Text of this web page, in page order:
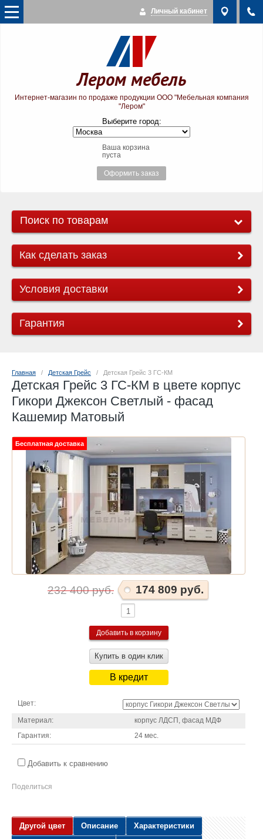
Личный кабинет
Лером мебель
Интернет-магазин по продаже продукции ООО "Мебельная компания
"Лером"
Выберите город:
Ваша корзина
пуста
Оформить заказ
Поиск по товарам
Как сделать заказ
Условия доставки
Гарантия
Главная
   /
Детская Грейс
   /   Детская Грейс 3 ГС-КМ
Детская Грейс 3 ГС-КМ в цвете корпус
Гикори Джексон Светлый - фасад
Кашемир Матовый
Бесплатная доставка
232 400 руб. 174 809 руб.
Купить в один клик
В кредит
Цвет:
Материал:
корпус ЛДСП, фасад МДФ
Гарантия:
24 мес.
Добавить к сравнению
Поделиться
Другой цвет Описание Характеристики